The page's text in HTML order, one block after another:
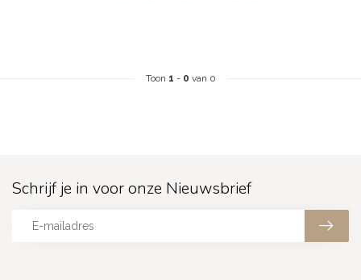
Toon 1 - 0 van 0
Schrijf je in voor onze Nieuwsbrief